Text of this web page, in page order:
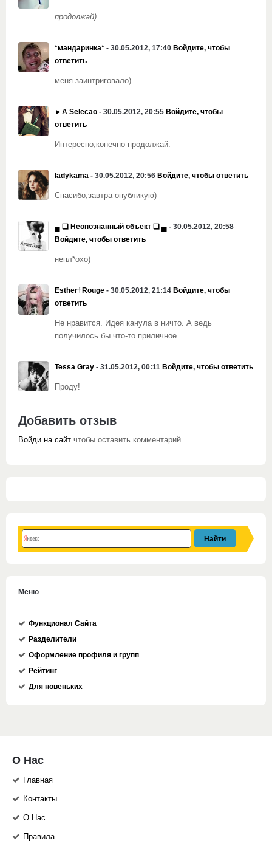
продолжай)
*мандаринка* - 30.05.2012, 17:40 Войдите, чтобы
ответить
меня заинтриговало)
►A Selecao - 30.05.2012, 20:55 Войдите, чтобы
ответить
Интересно,конечно продолжай.
ladykama - 30.05.2012, 20:56 Войдите, чтобы ответить
Спасибо,завтра опубликую)
▄ ❏ Неопознанный объект ❏ ▄ - 30.05.2012, 20:58
Войдите, чтобы ответить
непл*охо)
Esther†Rouge - 30.05.2012, 21:14 Войдите, чтобы
ответить
Не нравится. Идея канула в ничто. А ведь
получилось бы что-то приличное.
Tessa Gray - 31.05.2012, 00:11 Войдите, чтобы ответить
Проду!
Добавить отзыв
Войди на сайт чтобы оставить комментарий.
Меню
Функционал Сайта
Разделители
Оформление профиля и групп
Рейтинг
Для новеньких
О Нас
Главная
Контакты
О Нас
Правила